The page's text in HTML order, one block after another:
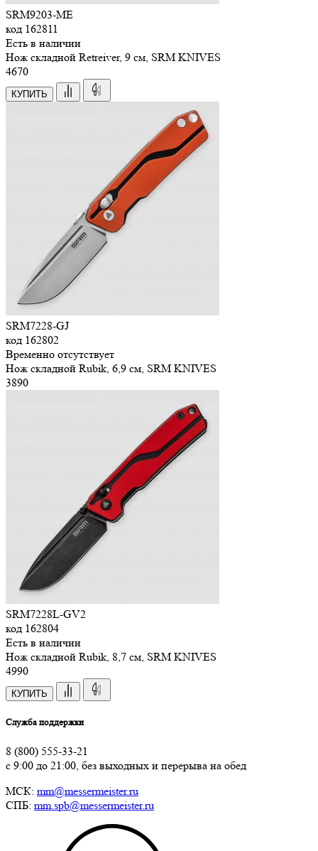
SRM9203-ME
код 162811
Есть в наличии
Нож складной Retreiver, 9 см, SRM KNIVES
4670
КУПИТЬ
SRM7228-GJ
код 162802
Временно отсутствует
Нож складной Rubik, 6,9 см, SRM KNIVES
3890
SRM7228L-GV2
код 162804
Есть в наличии
Нож складной Rubik, 8,7 см, SRM KNIVES
4990
КУПИТЬ
Служба поддержки
8 (800) 555-33-21
с 9:00 до 21:00, без выходных и перерыва на обед
МСК: mm@messermeister.ru
СПБ: mm.spb@messermeister.ru